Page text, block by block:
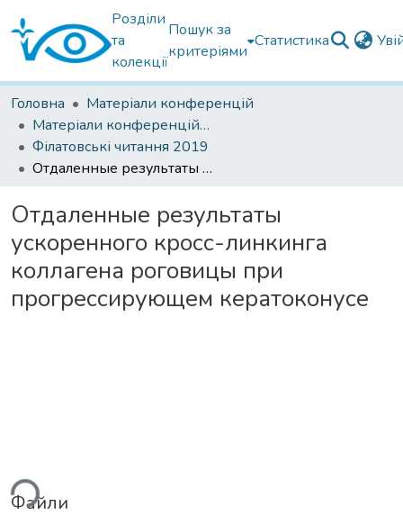
Розділи
та
колекції
Пошук за
критеріями
Статистика
Головна
Матеріали конференцій
Матеріали конференцій Інституту Філатова
Філатовські читання 2019
Отдаленные результаты ускоренного кросс-линкинга коллагена роговицы при прогрессирующем кератоконусе
Отдаленные результаты
ускоренного кросс-линкинга
коллагена роговицы при
прогрессирующем кератоконусе
Файли